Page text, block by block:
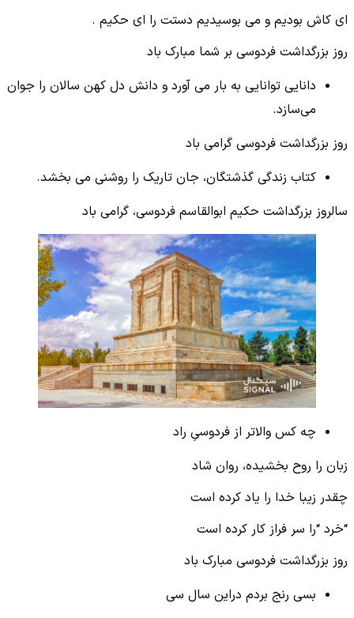
ای کاش بودیم و می بوسیدیم دستت را ای حکیم .
روز بزرگداشت فردوسی بر شما مبارک باد
دانایی توانایی به بار می آورد و دانش دل کهن سالان را جوان
می‌سازد.
روز بزرگداشت فردوسی گرامی باد
کتاب زندگی گذشتگان، جان تاریک را روشنی می بخشد.
سالروز بزرگداشت حکیم ابوالقاسم فردوسی، گرامی باد
چه کس والاتر از فردوسیِ راد
زبان را روح بخشیده، روان شاد
چقدر زیبا خدا را یاد کرده است
“خرد “را سر فراز کار کرده است
روز بزرگداشت فردوسی مبارک باد
بسی رنج بردم دراین سال سی